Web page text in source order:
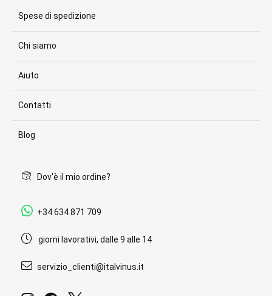
Spese di spedizione
Chi siamo
Aiuto
Contatti
Blog
Dov'è il mio ordine?
+34 634 871 709
giorni lavorativi, dalle 9 alle 14
servizio_clienti@italvinus.it